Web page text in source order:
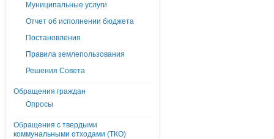
Муниципальные услуги
Отчет об исполнении бюджета
Постановления
Правила землепользования
Решения Совета
Обращения граждан
Опросы
Обращения с твердыми
коммунальными отходами (ТКО)